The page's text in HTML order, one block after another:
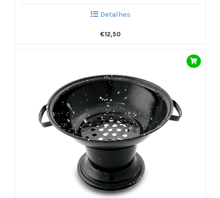
Detalhes
€12,50